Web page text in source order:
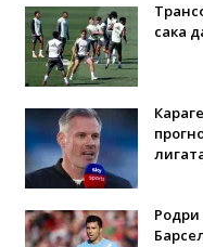
сака
Родри